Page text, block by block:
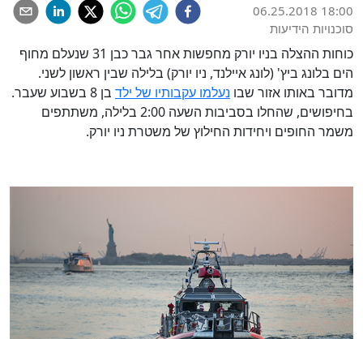
06.25.2018 18:00
סוכנויות הידיעות
כוחות ההצלה בניו יורק מחפשות אחר גבר כבן 31 שנעלם מחוף
הים בלונג ביץ' (לונג איילנד, ניו יורק) בלילה שבין ראשון לשני.
מדובר באותו אזור שבו נעלמו עקבותיו של ילד
בן 8 בשבוע שעבר.
בחיפושים, שהחלו בסביבות השעה 2:00 בלילה, משתתפים
משמר החופים ויחידות החילוץ של משטרת ניו יורק.